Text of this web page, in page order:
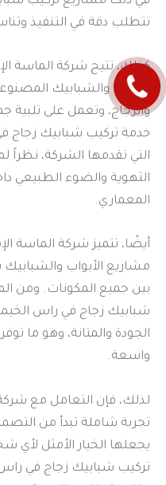
تتطلب دقة في التنفيذ
كذلك، تتيح شركة الماسة
الأبواب والشبابيك
والزجاج، وتعمل على تلبية
خدمة تركيب شبابيك زجاج
التي تقدمها الشركة، نظراً
التهوية والضوء الطبيعي
المعماري.
أيضًا، تتميز شركة الماسة
مشاريع الأبواب
بين جميع المكونات. ومن
شبابيك زجاج في راس
الجودة والمتانة، وهو ما
واسعة.
لذلك، فإن التعامل مع شركة
تجربة شاملة تبدأ من
يجعلها الخيار الأمثل
تركيب شبابيك زجاج في راس